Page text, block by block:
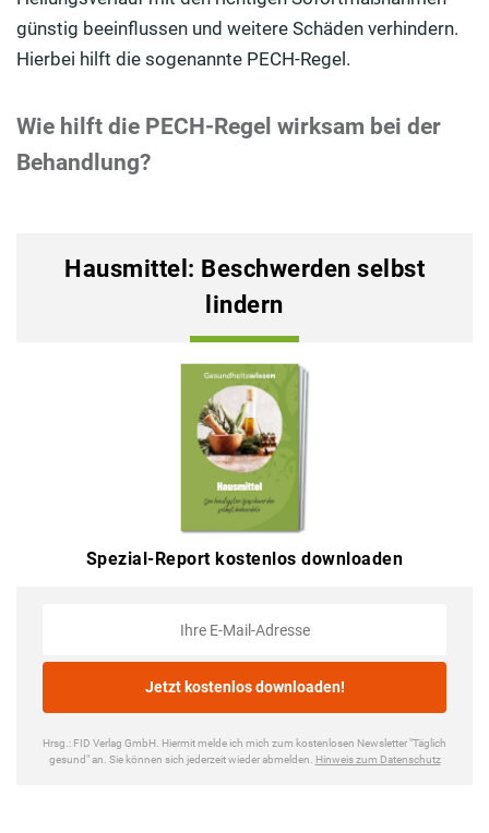
günstig beeinflussen und weitere Schäden verhindern.
Hierbei hilft die sogenannte PECH-Regel.
Wie hilft die PECH-Regel wirksam bei der
Behandlung?